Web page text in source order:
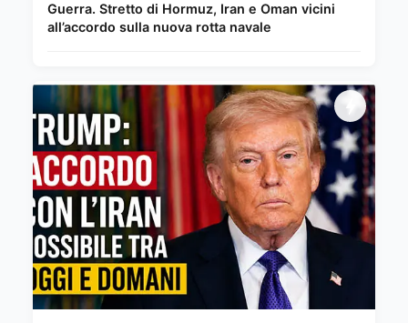
Guerra. Stretto di Hormuz, Iran e Oman vicini
all’accordo sulla nuova rotta navale